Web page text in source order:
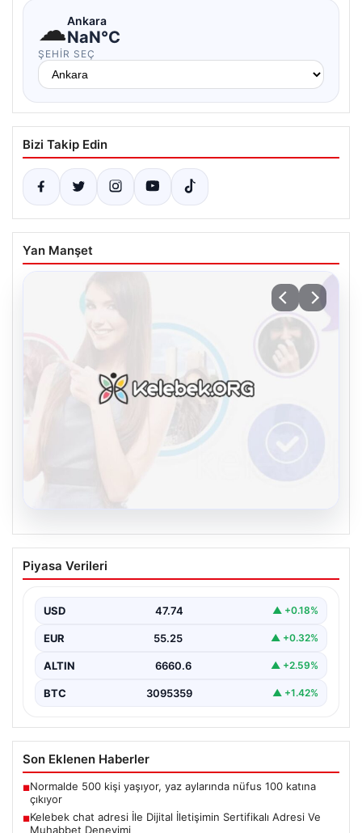
☁Ankara
NaN°C
ŞEHIR SEÇ
Bizi Takip Edin
Yan Manşet
Kelebek chat adresi İle Dijital İletişimin
Sertifikalı Adresi Ve Muhabbet
İnternet çağında bireylerin güvenli bir tarzda irtibat
Piyasa Verileri
USD 47.74 ▲ +0.18%
EUR 55.25 ▲ +0.32%
ALTIN 6660.6 ▲ +2.59%
BTC 3095359 ▲ +1.42%
Son Eklenen Haberler
■Normalde 500 kişi yaşıyor, yaz aylarında nüfus 100 katına
çıkıyor
■Kelebek chat adresi İle Dijital İletişimin Sertifikalı Adresi Ve
Muhabbet Deneyimi